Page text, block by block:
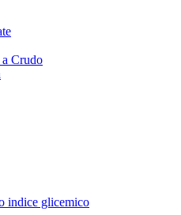
Crudo
indice glicemico